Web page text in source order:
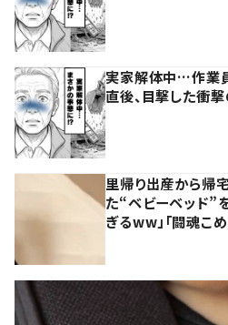
実家解体中…作業
直後、目撃した衝
里帰り出産から帰
た“ベビーベッド”
ぎるww」「闘魂こ